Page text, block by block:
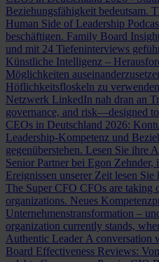
Beziehungsfähigkeit bedeutsam.
Human Side of Leadership
beschäftigen. Family Board
und mit 24 Tiefeninterviews
Künstliche Intelligenz –
Möglichkeiten
Höflichkeitsfloskeln zu
Netzwerk LinkedIn nah dran an
governance, and risk—designed
CEOs in Deutschland 2026:
Leadership-Kompetenz und
gegenüberstehen. Lesen Sie ihre
Senior Partner bei Egon Zehnder,
Ereignissen unserer Zeit lesen Sie
The Super CFO CFOs are taking
organizations. Neues
Unternehmenstransformation –
organization currently stands,
Authentic Leader A conversation
Board Effectiveness Reviews: